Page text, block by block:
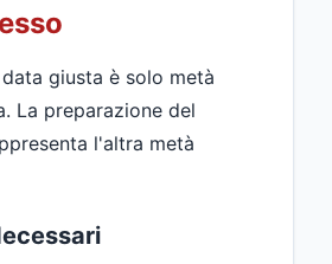
giusta è solo metà
La preparazione del
l'altra metà